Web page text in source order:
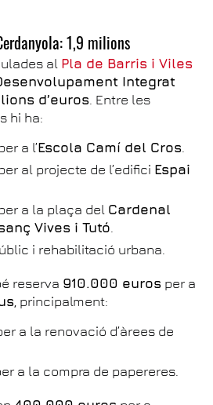
1,9 milions
al Pla de Barris i Viles
Integrat
d’euros. Entre les
hi ha:
a l’Escola Camí del Cros.
al projecte de l’edifici Espai
a la plaça del Cardenal
Vives i Tutó.
i rehabilitació urbana.
reserva 910.000 euros per a
, principalment:
a la renovació d’àrees de
a la compra de papereres.